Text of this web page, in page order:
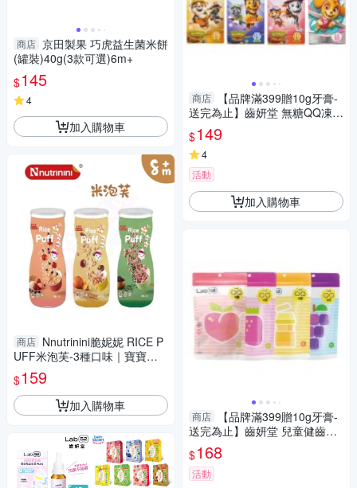
商店 京田製果 巧虎益生菌米餅
(罐裝)40g(3款可選)6m+
$145
4
加入購物車
商店 Nnutrinini脆妮妮 RICE P
UFF米泡芙-3種口味｜寶寶米
餅【六甲媽咪】
$159
加入購物車
商店
【品牌滿399贈10g牙膏-
送完為止】齒妍堂 無糖QQ凍1
0條/盒(多款可選)果凍|無糖果凍
$149
4
活動
加入購物車
商店
【品牌滿399贈10g牙膏-
送完為止】齒妍堂 兒童健齒QQ
糖35顆入(多款可選)無糖零食
$168
活動